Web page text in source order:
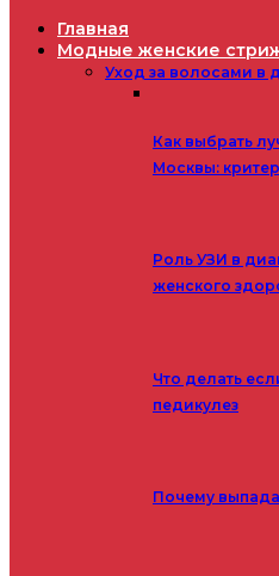
Главная
Модные женские
Уход за волосами в
Как выбрать
Москвы:
Роль УЗИ в
женского
Что делать
педикулез
Почему